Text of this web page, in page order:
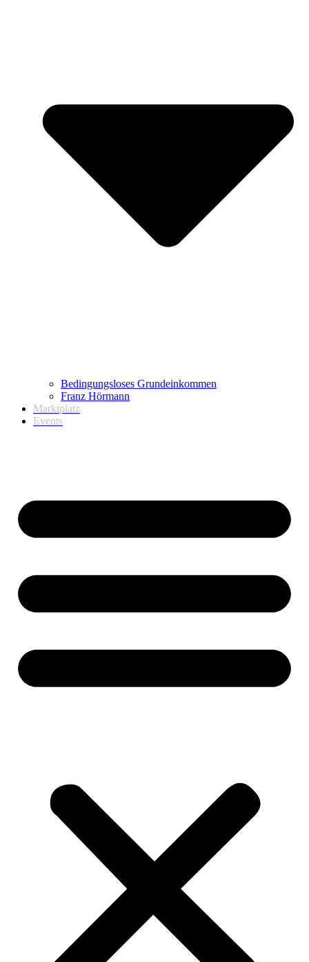
Bedingungsloses Grundeinkommen
Franz Hörmann
Marktplatz
Events